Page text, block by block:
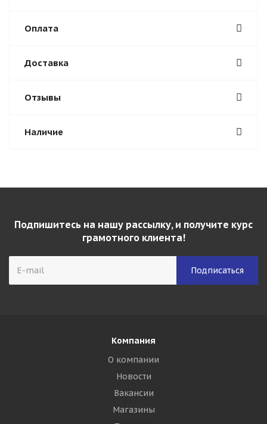
Оплата
Доставка
Отзывы
Наличие
Подпишитесь на нашу рассылку, и получите курс
грамотного клиента!
Компания
О компании
Новости
Вакансии
Магазины